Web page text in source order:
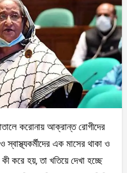
স্বাস্থ্যকর্মীদের এক মাসের থাকা ও
করে হয়, তা খতিয়ে দেখা হচ্ছে